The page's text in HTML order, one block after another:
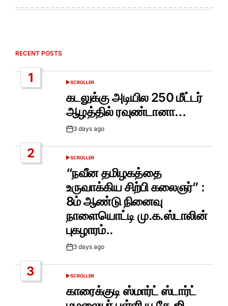
RECENT POSTS
1
POSTED
SCROLLER
கடலுக்கு அடியில 250 மீட்டர்
ஆழத்தில் ரவுண்டானா…
Post3 days ago
2
POSTED
IN
SCROLLER
“நவீன தமிழகத்தை
உருவாக்கிய சிற்பி கலைஞர்” :
8ம் ஆண்டு நினைவு
நாளையொட்டி மு.க.ஸ்டாலின்
புகழாரம்..
Post3 days ago
3
POSTED
SCROLLER
காரைக்குடி ஸ்மார்ட் ஸ்டார்ட்